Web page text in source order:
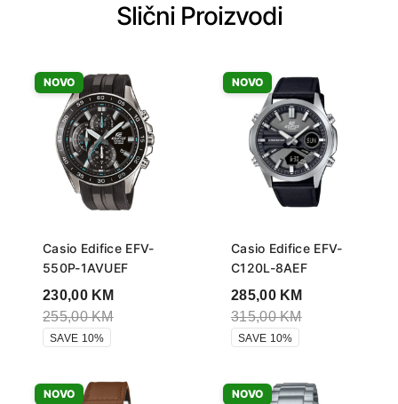
Slični Proizvodi
NOVO
Casio Edifice EFV-
550P-1AVUEF
230,00 KM
255,00KM
SAVE 10%
NOVO
Casio Edifice EFV-
C120L-8AEF
285,00 KM
315,00KM
SAVE 10%
NOVO NOVO